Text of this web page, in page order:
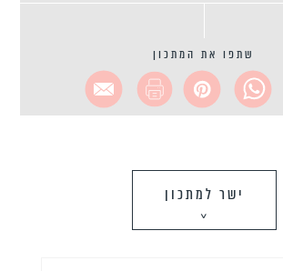
שתפו את המתכון
ישר למתכון
>